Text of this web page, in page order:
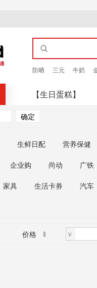
防晒 三元 牛奶
【生日蛋糕】
生鲜日配 营养保健
企业购 尚动 广铁
家具 生活卡券 汽车
价格 ￥